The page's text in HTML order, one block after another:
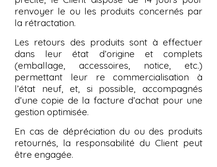
renvoyer le ou les produits concernés par
la rétractation.
Les retours des produits sont à effectuer
dans leur état d’origine et complets
(emballage, accessoires, notice, etc.)
permettant leur re commercialisation à
l’état neuf, et, si possible, accompagnés
d’une copie de la facture d’achat pour une
gestion optimisée.
En cas de dépréciation du ou des produits
retournés, la responsabilité du Client peut
être engagée.